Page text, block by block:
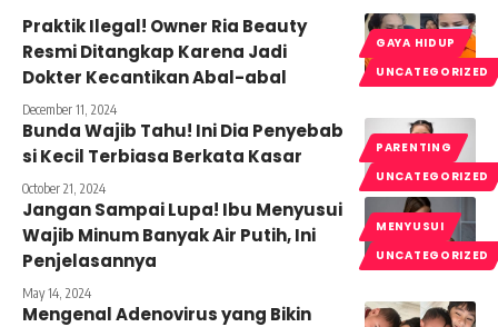
GAYA HIDUP
UNCATEGORIZED
Praktik Ilegal! Owner Ria Beauty
Resmi Ditangkap Karena Jadi
Dokter Kecantikan Abal-abal
December 11, 2024
PARENTING
UNCATEGORIZED
Bunda Wajib Tahu! Ini Dia Penyebab
si Kecil Terbiasa Berkata Kasar
October 21, 2024
MENYUSUI
UNCATEGORIZED
Jangan Sampai Lupa! Ibu Menyusui
Wajib Minum Banyak Air Putih, Ini
Penjelasannya
May 14, 2024
Mengenal Adenovirus yang Bikin